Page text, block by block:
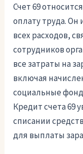
Счет 69
оплату труда. Он
всех расходов,
сотрудников
все затраты на
включая
социальные
Кредит счета 69
списании
для выплаты